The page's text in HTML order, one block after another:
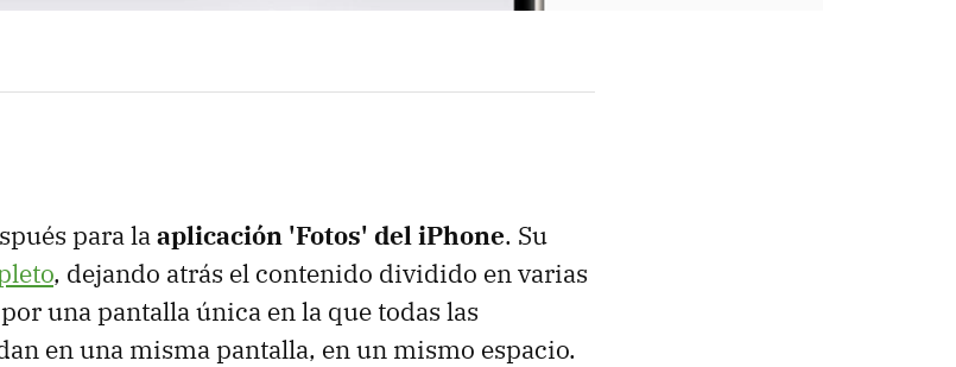
para laaplicación 'Fotos' del iPhone. Su
, dejando atrás el contenido dividido en varias
una pantalla única en la que todas las
en una misma pantalla, en un mismo espacio.